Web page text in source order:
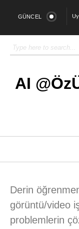
GÜNCEL
AI
Derin
görüntü/video
problemlerin